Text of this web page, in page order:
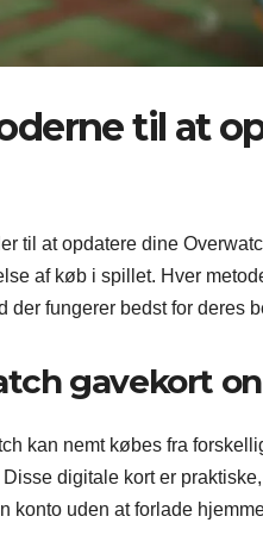
til at
til at opdatere dine
af køb i spillet. Hver
fungerer bedst for deres
gavekort
kan nemt købes fra
digitale kort er
konto uden at forlade